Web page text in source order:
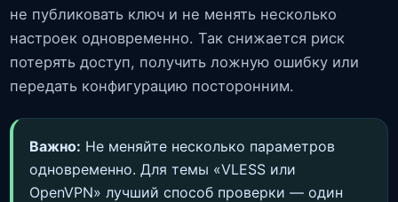
не публиковать ключ и не менять несколько
настроек одновременно. Так снижается риск
потерять доступ, получить ложную ошибку или
передать конфигурацию посторонним.
Важно: Не меняйте несколько параметров
одновременно. Для темы «VLESS или
OpenVPN» лучший способ проверки — один